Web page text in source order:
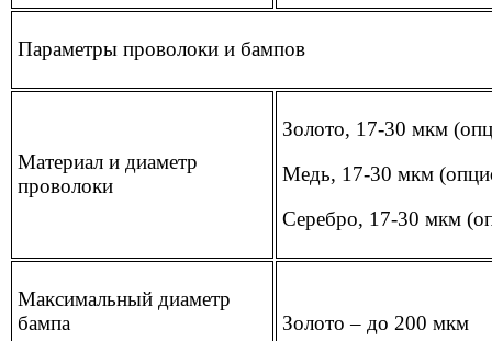
Параметры проволоки и бампов
Материал и диаметр
проволоки
Золото, 17-30 мкм
Медь, 17-30 мкм
Серебро, 17-30 мкм
Максимальный диаметр
бампа
Золото – до 200 мкм